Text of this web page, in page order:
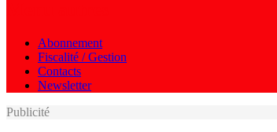
Abonnement
Fiscalité / Gestion
Contacts
Newsletter
Publicité